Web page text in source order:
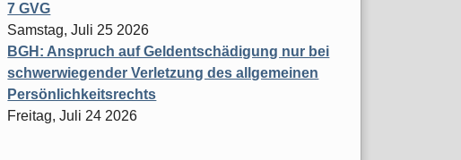
7 GVG
Samstag, Juli 25 2026
BGH: Anspruch auf Geldentschädigung nur bei
schwerwiegender Verletzung des allgemeinen
Persönlichkeitsrechts
Freitag, Juli 24 2026